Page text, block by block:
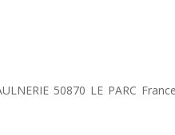
50870 LE PARC